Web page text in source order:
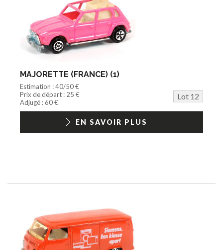
MAJORETTE (FRANCE) (1)
Estimation : 40/50 €
Prix de départ : 25 €
Lot 12
Adjugé : 60 €
EN SAVOIR PLUS